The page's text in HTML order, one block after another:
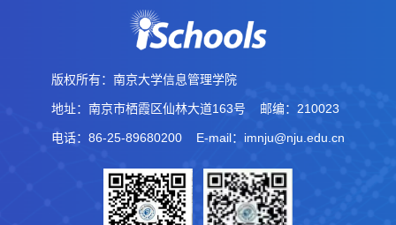
版权所有：南京大学信息管理学院
地址：南京市栖霞区仙林大道163号 邮编：210023
电话：86-25-89680200 E-mail：imnju@nju.edu.cn